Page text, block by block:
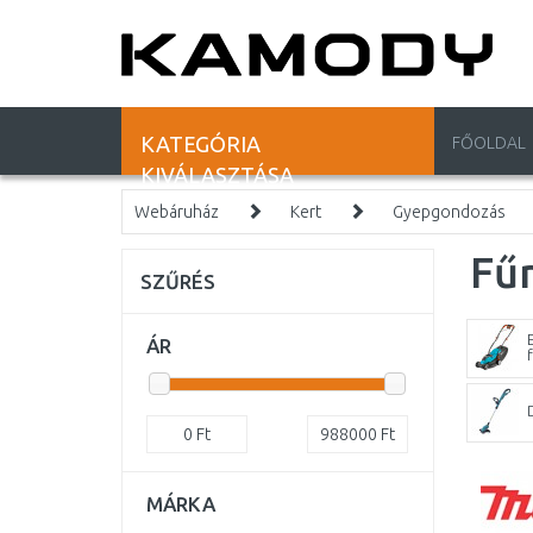
KATEGÓRIA
KIVÁLASZTÁSA
FŐOLDAL
Webáruház Kert Gyepgondozás
SZŰRÉS
ÁR
0 Ft 988000 Ft
MÁRKA